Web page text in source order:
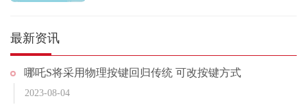
最新资讯
哪吒S将采用物理按键回归传统 可改按键方式
2023-08-04